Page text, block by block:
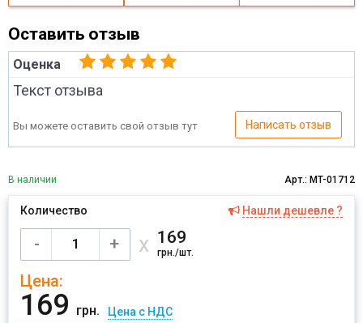
Оставить отзыв
Оценка
Текст отзыва
Вы можете оставить свой отзыв тут Написать отзыв
В наличии Арт.: MT-01712
Количество Нашли дешевле ?
- + х 169
грн./шт.
Цена:
169 грн. Цена с НДС